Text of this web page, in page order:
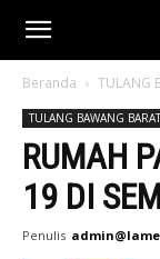
Beranda TULANG
TULANG BAWANG BARAT
RUMAH
19 DI
Penulis